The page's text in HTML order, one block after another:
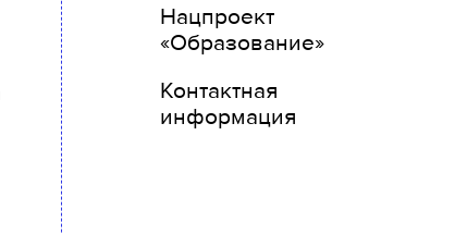
Нацпроект
«Образование»
Контактная
информация